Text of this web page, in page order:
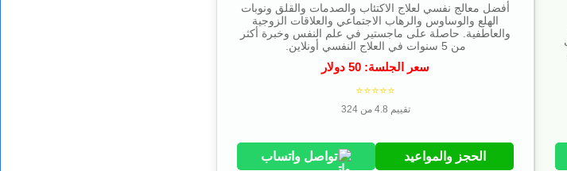
أفضل معالج نفسي لعلاج الاكتئاب والصدمات والقلق ونوبات
الهلع والوساوس والرهاب الاجتماعي والعلاقات الزوجية
والعاطفية. حاصلة على ماجستير في علم النفس وخبرة أكثر
من 5 سنوات في العلاج النفسي أونلاين.
سعر الجلسة: 50 دولار
⭐⭐⭐⭐⭐
تقييم 4.8 من 324
الحجز والمواعيد تواصل واتساب